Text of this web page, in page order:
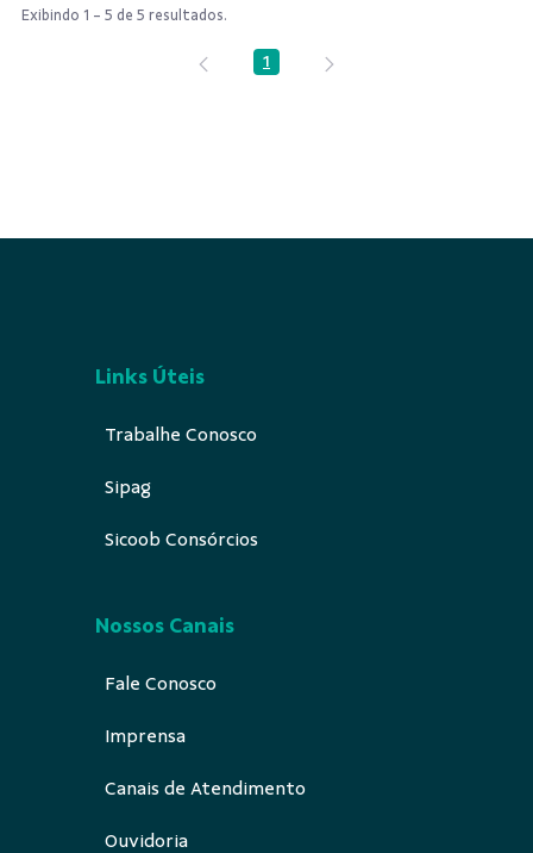
Exibindo 1 - 5 de 5 resultados.
Página
1
Links Úteis
Trabalhe Conosco
Sipag
Sicoob Consórcios
Nossos Canais
Fale Conosco
Imprensa
Canais de Atendimento
Ouvidoria